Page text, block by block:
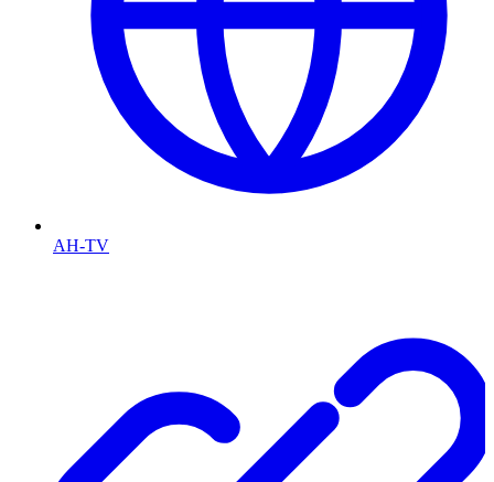
AH-TV